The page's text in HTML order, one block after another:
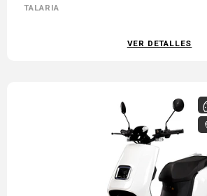
TALARIA
VER DETALLES